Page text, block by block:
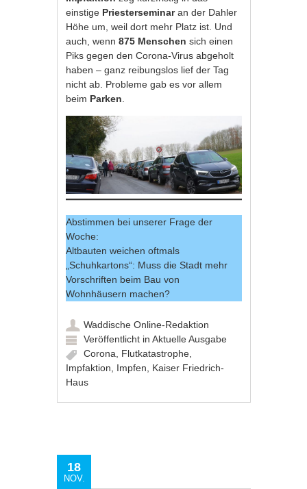
einstige Priesterseminaran der Dahler
Höhe um, weil dort mehr Platz ist. Und
auch, wenn875 Menschen sich einen
Piks gegen den Corona-Virus abgeholt
haben – ganz reibungslos lief der Tag
nicht ab. Probleme gab es vor allem
beim Parken
Abstimmen bei unserer Frage der
Woche:
Altbauten weichen oftmals
„Schuhkartons“: Muss die Stadt mehr
Vorschriften beim Bau von
Wohnhäusern machen?
Waddische Online-Redaktion
Veröffentlicht inAktuelle Ausgabe
Corona
Flutkatastrophe
Impfaktion
Impfen
Kaiser Friedrich-
Haus
18
NOV.